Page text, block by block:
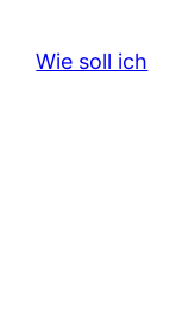
Wie soll ich